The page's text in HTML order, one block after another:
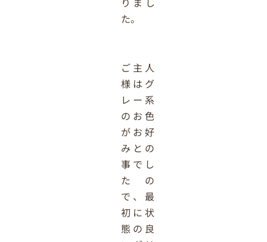
た。
ご主人
様はグ
レー系
のお色
がお好
みとの
事でし
たの
で、最
初に状
態の良